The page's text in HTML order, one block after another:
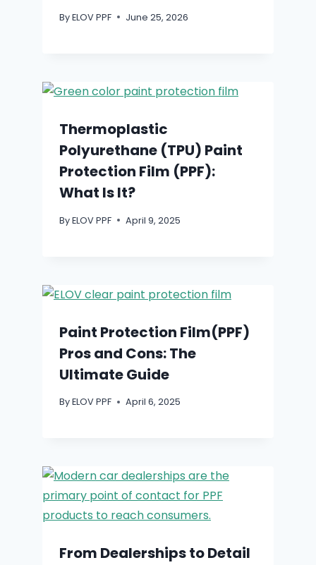
ByELOV PPF June 25, 2026
Thermoplastic
Polyurethane (TPU) Paint
Protection Film (PPF):
What Is It?
ByELOV PPF April 9, 2025
Paint Protection Film(PPF)
Pros and Cons: The
Ultimate Guide
ByELOV PPF April 6, 2025
From Dealerships to Detail